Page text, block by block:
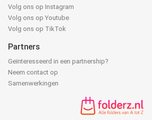
Volg ons op Instagram
Volg ons op Youtube
Volg ons op TikTok
Partners
Geïnteresseerd in een partnership?
Neem contact op
Samenwerkingen